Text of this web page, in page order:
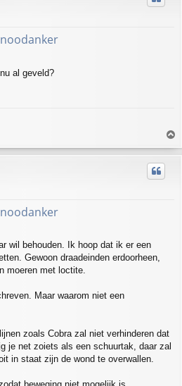
al geveld?
o
p
wil behouden. Ik hoop dat ik er een
Gewoon draadeinden erdoorheen,
moeren met loctite.
Maar waarom niet een
zoals Cobra zal niet verhinderen dat
je net zoiets als een schuurtak, daar zal
in staat zijn de wond te overwallen.